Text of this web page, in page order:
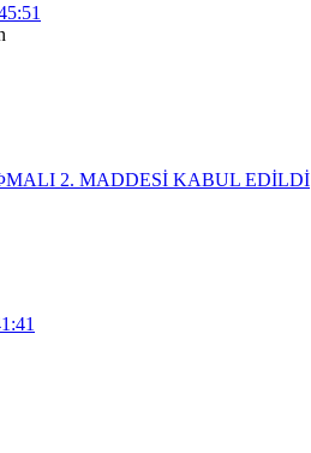
2. MADDESİ KABUL EDİLDİ